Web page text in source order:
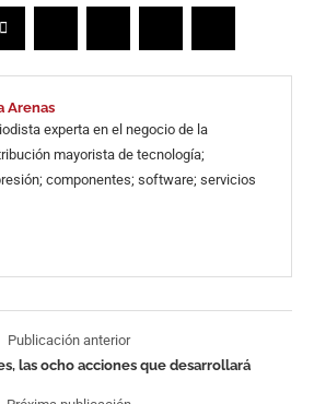
Arenas
experta en el negocio de la
mayorista de tecnología;
componentes; software; servicios
Publicación anterior
las ocho acciones que desarrollará